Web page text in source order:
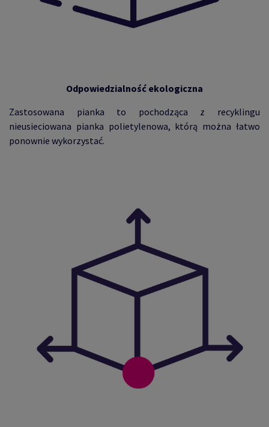
Odpowiedzialność ekologiczna
Zastosowana pianka to pochodząca z recyklingu
nieusieciowana pianka polietylenowa, którą można łatwo
ponownie wykorzystać.